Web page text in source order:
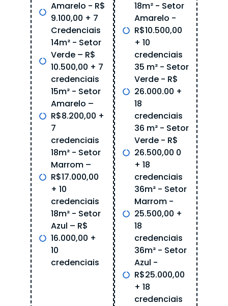
Amarelo - R$
9.100,00 + 7
Credenciais
14m² - Setor
Verde – R$
10.500,00 + 7
credenciais
15m² - Setor
Amarelo –
R$8.200,00 +
7
credenciais
18m² - Setor
Marrom –
R$17.000,00
+ 10
credenciais
18m² - Setor
Azul – R$
16.000,00 +
10
credenciais
18m² - Setor
Amarelo -
R$10.500,00
+ 10
credenciais
35 m² - Setor
Verde - R$
26.000.00 +
18
credenciais
36 m² - Setor
Verde - R$
26.500,00 0
+ 18
credenciais
36m² - Setor
Marrom -
25.500,00 +
18
credenciais
36m² - Setor
Azul -
R$25.000,00
+ 18
credenciais